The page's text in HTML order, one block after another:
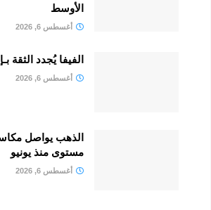
الأوسط
أغسطس 6, 2026
الفيفا يُجدد الثقة
أغسطس 6, 2026
الذهب يواصل
مستوى منذ يونيو
أغسطس 6, 2026